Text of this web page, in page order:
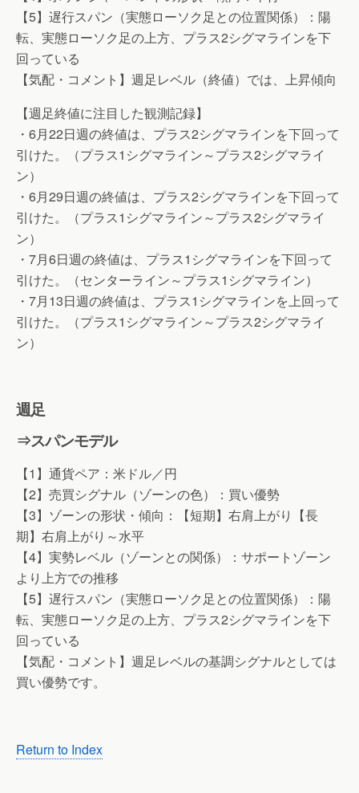
【5】遅行スパン（実態ローソク足との位置関係）：陽
転、実態ローソク足の上方、プラス2シグマラインを下
回っている
【気配・コメント】週足レベル（終値）では、上昇傾向
【週足終値に注目した観測記録】
・6月22日週の終値は、プラス2シグマラインを下回って
引けた。（プラス1シグマライン～プラス2シグマライ
ン）
・6月29日週の終値は、プラス2シグマラインを下回って
引けた。（プラス1シグマライン～プラス2シグマライ
ン）
・7月6日週の終値は、プラス1シグマラインを下回って
引けた。（センターライン～プラス1シグマライン）
・7月13日週の終値は、プラス1シグマラインを上回って
引けた。（プラス1シグマライン～プラス2シグマライ
ン）
週足
⇒スパンモデル
【1】通貨ペア：米ドル／円
【2】売買シグナル（ゾーンの色）：買い優勢
【3】ゾーンの形状・傾向：【短期】右肩上がり【長
期】右肩上がり～水平
【4】実勢レベル（ゾーンとの関係）：サポートゾーン
より上方での推移
【5】遅行スパン（実態ローソク足との位置関係）：陽
転、実態ローソク足の上方、プラス2シグマラインを下
回っている
【気配・コメント】週足レベルの基調シグナルとしては
買い優勢です。
Return to Index